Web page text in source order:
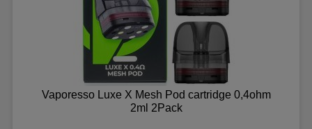
Vaporesso Luxe X Mesh Pod cartridge 0,4ohm
2ml 2Pack